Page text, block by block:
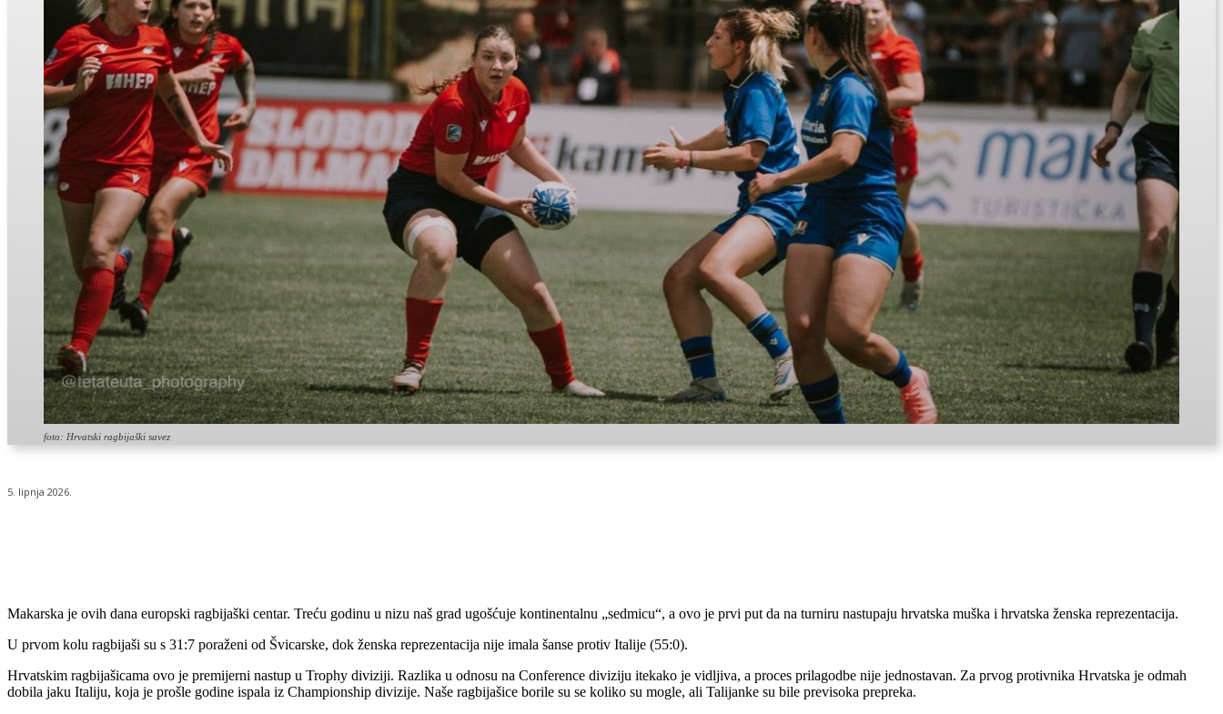
foto: Hrvatski ragbijaški savez
5. lipnja 2026.
Makarska je ovih dana europski ragbijaški centar. Treću godinu u nizu naš grad ugošćuje kontinentalnu „sedmicu“, a ovo je prvi put da na turniru nastupaju hrvatska muška i hrvatska ženska reprezentacija.
U prvom kolu ragbijaši su s 31:7 poraženi od Švicarske, dok ženska reprezentacija nije imala šanse protiv Italije (55:0).
Hrvatskim ragbijašicama ovo je premijerni nastup u Trophy diviziji. Razlika u odnosu na Conference diviziju itekako je vidljiva, a proces prilagodbe nije jednostavan. Za prvog protivnika Hrvatska je odmah
dobila jaku Italiju, koja je prošle godine ispala iz Championship divizije. Naše ragbijašice borile su se koliko su mogle, ali Talijanke su bile previsoka prepreka.